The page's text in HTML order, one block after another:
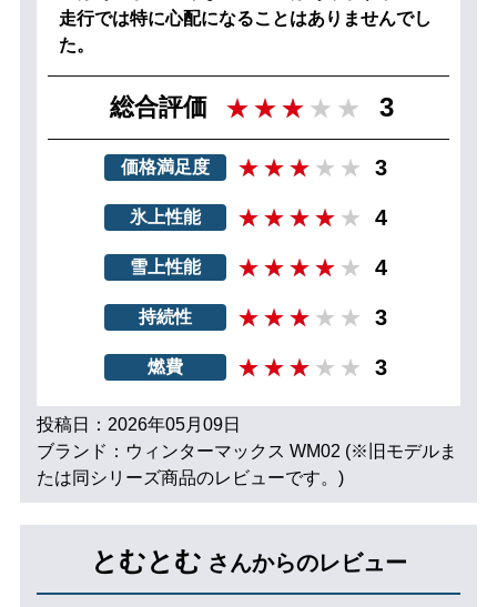
走行では特に心配になることはありませんでし
た。
総合評価 3
価格満足度 3
氷上性能 4
雪上性能 4
持続性 3
燃費 3
投稿日：2026年05月09日
ブランド：ウィンターマックス WM02 (※旧モデルま
たは同シリーズ商品のレビューです。)
とむとむ さんからのレビュー